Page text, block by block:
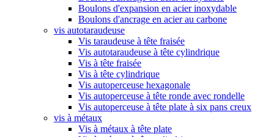
Boulons d'expansion en acier inoxydable
Boulons d'ancrage en acier au carbone
vis autotaraudeuse
Vis taraudeuse à tête fraisée
Vis autotaraudeuse à tête cylindrique
Vis à tête fraisée
Vis à tête cylindrique
Vis autoperceuse hexagonale
Vis autoperceuse à tête ronde avec rondelle
Vis autoperceuse à tête plate à six pans creux
vis à métaux
Vis à métaux à tête plate